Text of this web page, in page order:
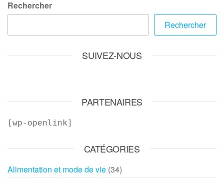
Rechercher
Rechercher
SUIVEZ-NOUS
PARTENAIRES
[wp-openlink]
CATÉGORIES
Alimentation et mode de vie (34)